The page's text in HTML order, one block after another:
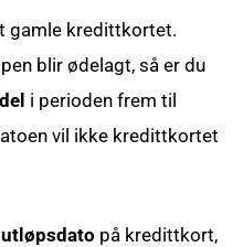
gamle kredittkortet.
blir ødelagt, så er du
i perioden frem til
vil ikke kredittkortet
på kredittkort,